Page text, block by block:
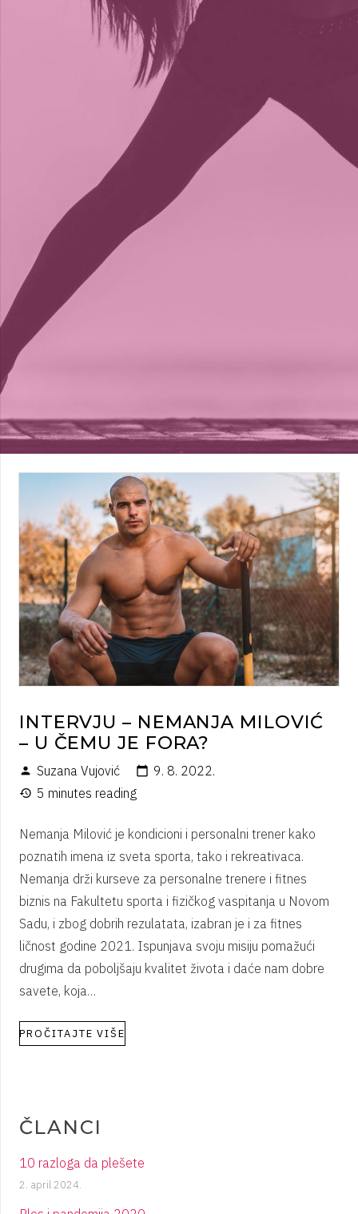
INTERVJU – NEMANJA MILOVIĆ
– U ČEMU JE FORA?
person Suzana Vujović calendar_today 9. 8. 2022.
history 5 minutes reading
Nemanja Milović je kondicioni i personalni trener kako
poznatih imena iz sveta sporta, tako i rekreativaca.
Nemanja drži kurseve za personalne trenere i fitnes
biznis na Fakultetu sporta i fizičkog vaspitanja u Novom
Sadu, i zbog dobrih rezulatata, izabran je i za fitnes
ličnost godine 2021. Ispunjava svoju misiju pomažući
drugima da poboljšaju kvalitet života i daće nam dobre
savete, koja…
PROČITAJTE VIŠE
ČLANCI
10 razloga da plešete
2. april 2024.